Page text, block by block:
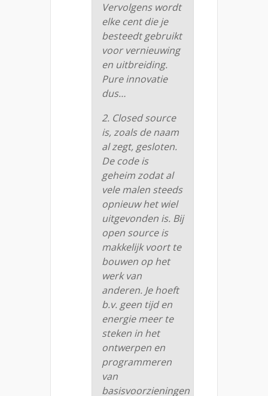
Vervolgens wordt
elke cent die je
besteedt gebruikt
voor vernieuwing
en uitbreiding.
Pure innovatie
dus…
2. Closed source
is, zoals de naam
al zegt, gesloten.
De code is
geheim zodat al
vele malen steeds
opnieuw het wiel
uitgevonden is. Bij
open source is
makkelijk voort te
bouwen op het
werk van
anderen. Je hoeft
b.v. geen tijd en
energie meer te
steken in het
ontwerpen en
programmeren
van
basisvoorzieningen